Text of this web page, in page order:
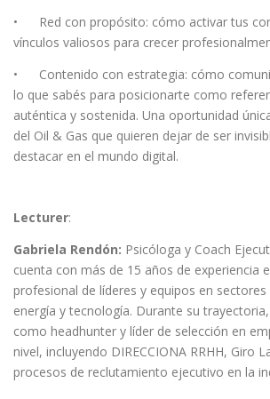
• Red con propósito: cómo activar tus
vínculos valiosos para crecer
• Contenido con estrategia: cómo
lo que sabés para posicionarte como
auténtica y sostenida. Una oportunidad
del Oil & Gas que quieren dejar de ser
destacar en el mundo digital.
Lecturer:
Gabriela Rendón: Psicóloga y Coach
cuenta con más de 15 años de experiencia
profesional de líderes y equipos en
energía y tecnología. Durante su
como headhunter y líder de selección en
nivel, incluyendo DIRECCIONA RRHH, Giro
procesos de reclutamiento ejecutivo en la